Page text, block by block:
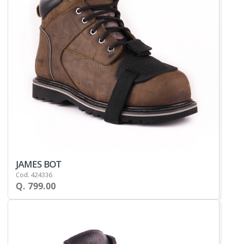
JAMES BOT
Cod. 424336
Q. 799.00